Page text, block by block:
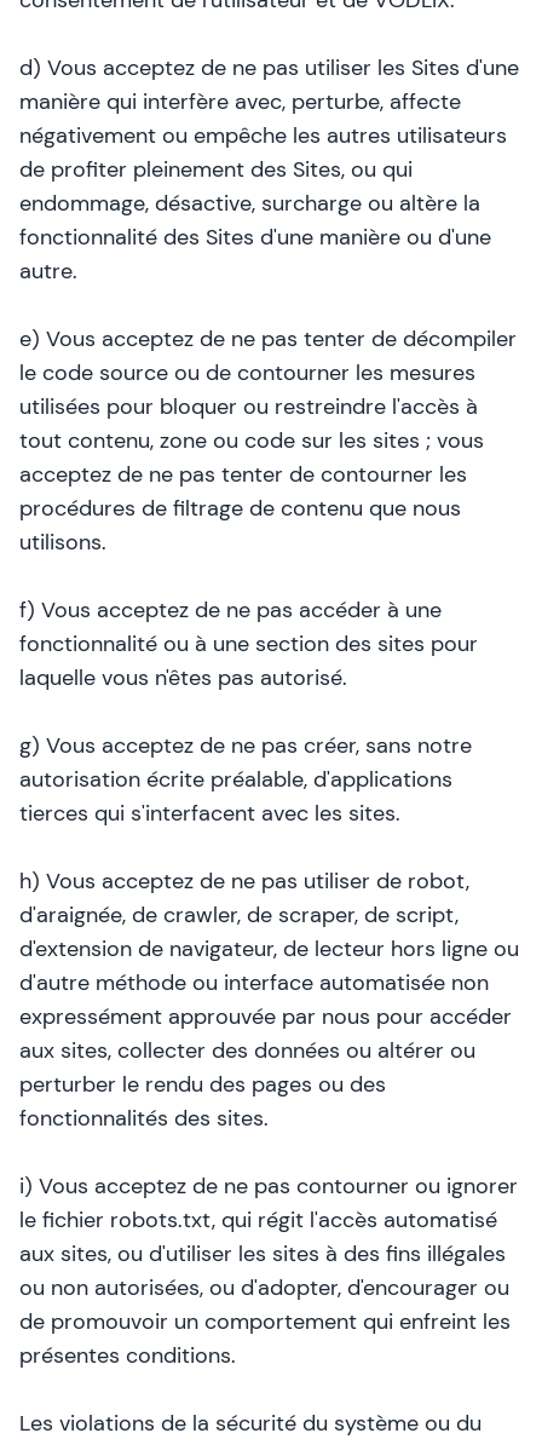
d) Vous acceptez de ne pas utiliser les Sites d'une
manière qui interfère avec, perturbe, affecte
négativement ou empêche les autres utilisateurs
de profiter pleinement des Sites, ou qui
endommage, désactive, surcharge ou altère la
fonctionnalité des Sites d'une manière ou d'une
autre.
e) Vous acceptez de ne pas tenter de décompiler
le code source ou de contourner les mesures
utilisées pour bloquer ou restreindre l'accès à
tout contenu, zone ou code sur les sites ; vous
acceptez de ne pas tenter de contourner les
procédures de filtrage de contenu que nous
utilisons.
f) Vous acceptez de ne pas accéder à une
fonctionnalité ou à une section des sites pour
laquelle vous n'êtes pas autorisé.
g) Vous acceptez de ne pas créer, sans notre
autorisation écrite préalable, d'applications
tierces qui s'interfacent avec les sites.
h) Vous acceptez de ne pas utiliser de robot,
d'araignée, de crawler, de scraper, de script,
d'extension de navigateur, de lecteur hors ligne ou
d'autre méthode ou interface automatisée non
expressément approuvée par nous pour accéder
aux sites, collecter des données ou altérer ou
perturber le rendu des pages ou des
fonctionnalités des sites.
i) Vous acceptez de ne pas contourner ou ignorer
le fichier robots.txt, qui régit l'accès automatisé
aux sites, ou d'utiliser les sites à des fins illégales
ou non autorisées, ou d'adopter, d'encourager ou
de promouvoir un comportement qui enfreint les
présentes conditions.
Les violations de la sécurité du système ou du